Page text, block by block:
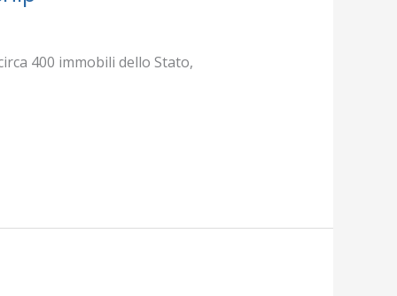
400 immobili dello Stato,